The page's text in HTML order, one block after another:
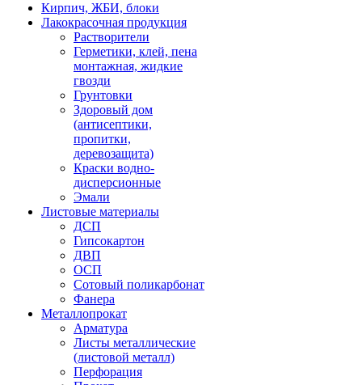
Кирпич, ЖБИ, блоки
Лакокрасочная продукция
Растворители
Герметики, клей, пена
монтажная, жидкие
гвозди
Грунтовки
Здоровый дом
(антисептики,
пропитки,
деревозащита)
Краски водно-
дисперсионные
Эмали
Листовые материалы
ДСП
Гипсокартон
ДВП
ОСП
Сотовый поликарбонат
Фанера
Металлопрокат
Арматура
Листы металлические
(листовой металл)
Перфорация